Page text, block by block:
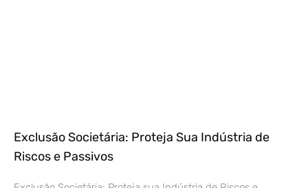
Exclusão Societária: Proteja Sua Indústria de
Riscos e Passivos